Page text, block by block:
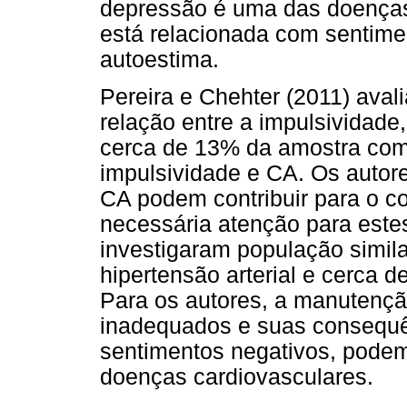
depressão é uma das
está relacionada com
autoestima.
Pereira e Chehter (2011)
relação entre a
cerca de 13% da amostra
impulsividade e CA. Os
CA podem contribuir para o
necessária atenção para
investigaram população
hipertensão arterial e cerca
Para os autores, a
inadequados e suas
sentimentos negativos,
doenças cardiovasculares.